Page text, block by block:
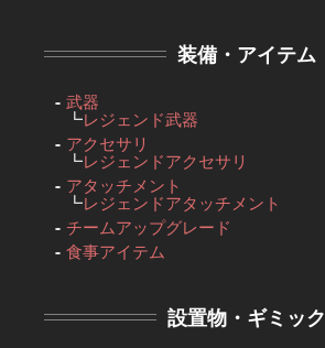
装備・アイテム
武器
┗レジェンド武器
アクセサリ
┗レジェンドアクセサリ
アタッチメント
┗レジェンドアタッチメント
チームアップグレード
食事アイテム
設置物・ギミック